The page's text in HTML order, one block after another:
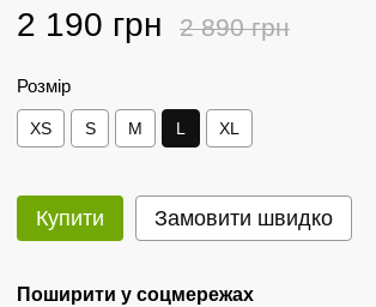
2 190 грн 2 890 грн
Розмір
XS S M L XL
Купити Замовити швидко
Поширити у соцмережах